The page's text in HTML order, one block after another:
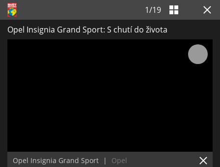
1/19
Opel Insignia Grand Sport: S chutí do života
Opel Insignia Grand Sport | Opel